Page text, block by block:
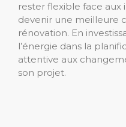
rester flexible face aux
devenir une meilleure
rénovation. En
l’énergie dans la
attentive aux
son projet.